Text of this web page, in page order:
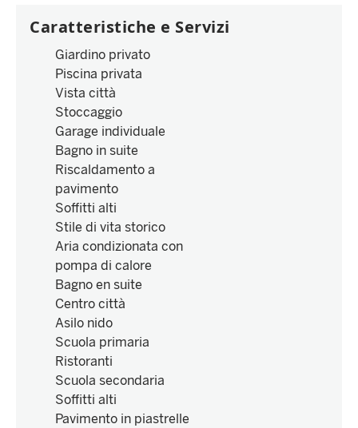
Caratteristiche e Servizi
Giardino privato
Piscina privata
Vista città
Stoccaggio
Garage individuale
Bagno in suite
Riscaldamento a
pavimento
Soffitti alti
Stile di vita storico
Aria condizionata con
pompa di calore
Bagno en suite
Centro città
Asilo nido
Scuola primaria
Ristoranti
Scuola secondaria
Soffitti alti
Pavimento in piastrelle